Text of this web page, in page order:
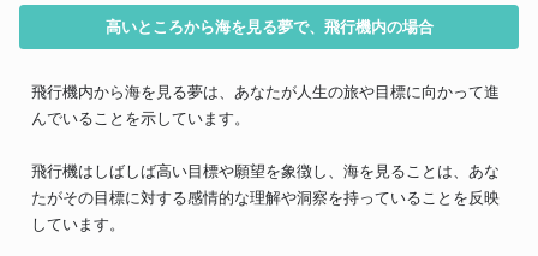
高いところから海を見る夢で、飛行機内の場合
飛行機内から海を見る夢は、あなたが人生の旅や目標に向かって進
んでいることを示しています。
飛行機はしばしば高い目標や願望を象徴し、海を見ることは、あな
たがその目標に対する感情的な理解や洞察を持っていることを反映
しています。